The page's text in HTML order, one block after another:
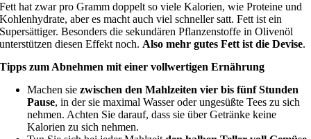
Fett hat zwar pro Gramm doppelt so viele Kalorien, wie Proteine und
Kohlenhydrate, aber es macht auch viel schneller satt. Fett ist ein
Supersättiger. Besonders die sekundären Pflanzenstoffe in Olivenöl
unterstützen diesen Effekt noch. Also mehr gutes Fett ist die Devise.
Tipps zum Abnehmen mit einer vollwertigen Ernährung
Machen siezwischen den Mahlzeiten vier bis fünf Stunden
Pause, in der sie maximal Wasser oder ungesüßte Tees zu sich
nehmen. Achten Sie darauf, dass sie über Getränke keine
Kalorien zu sich nehmen.